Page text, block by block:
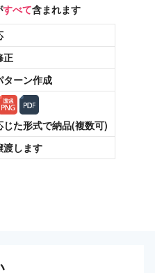
すべて含まれます
正
ターン作成
じた形式で納品(複数可)
渡します